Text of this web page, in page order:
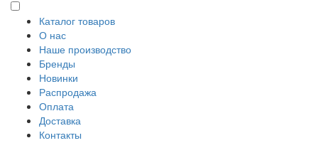
Каталог товаров
О нас
Наше производство
Бренды
Новинки
Распродажа
Оплата
Доставка
Контакты